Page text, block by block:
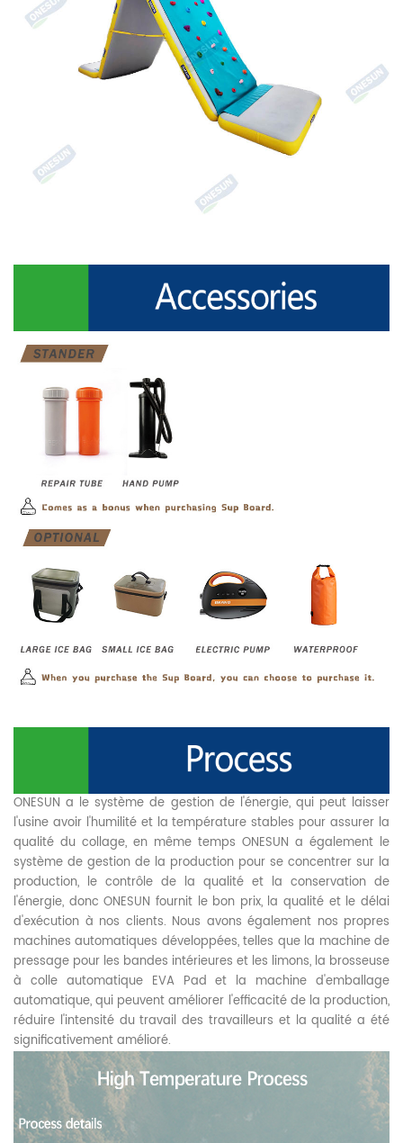
ONESUN a le système de gestion de l'énergie, qui peut laisser
l'usine avoir l'humilité et la température stables pour assurer la
qualité du collage, en même temps ONESUN a également le
système de gestion de la production pour se concentrer sur la
production, le contrôle de la qualité et la conservation de
l'énergie, donc ONESUN fournit le bon prix, la qualité et le délai
d'exécution à nos clients. Nous avons également nos propres
machines automatiques développées, telles que la machine de
pressage pour les bandes intérieures et les limons, la brosseuse
à colle automatique EVA Pad et la machine d'emballage
automatique, qui peuvent améliorer l'efficacité de la production,
réduire l'intensité du travail des travailleurs et la qualité a été
significativement amélioré.